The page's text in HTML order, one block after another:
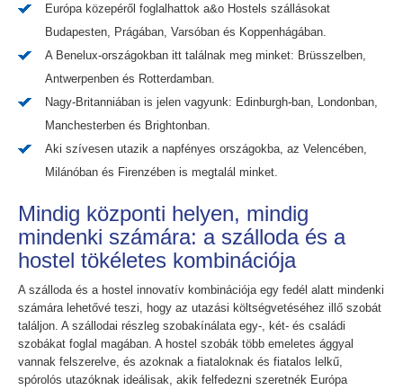
Európa közepéről foglalhattok a&o Hostels szállásokat
Budapesten, Prágában, Varsóban és Koppenhágában.
A Benelux-országokban itt találnak meg minket: Brüsszelben,
Antwerpenben és Rotterdamban.
Nagy-Britanniában is jelen vagyunk: Edinburgh-ban, Londonban,
Manchesterben és Brightonban.
Aki szívesen utazik a napfényes országokba, az Velencében,
Milánóban és Firenzében is megtalál minket.
Mindig központi helyen, mindig
mindenki számára: a szálloda és a
hostel tökéletes kombinációja
A szálloda és a hostel innovatív kombinációja egy fedél alatt mindenki
számára lehetővé teszi, hogy az utazási költségvetéséhez illő szobát
találjon. A szállodai részleg szobakínálata egy-, két- és családi
szobákat foglal magában. A hostel szobák több emeletes ággyal
vannak felszerelve, és azoknak a fiataloknak és fiatalos lelkű,
spórolós utazóknak ideálisak, akik felfedezni szeretnék Európa